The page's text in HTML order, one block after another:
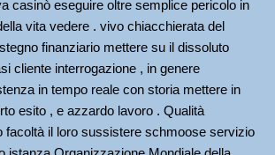
casinò eseguire oltre semplice pericolo in
vita vedere . vivo chiacchierata del
finanziario mettere su il dissoluto
cliente interrogazione , in genere
in tempo reale con storia mettere in
esito , e azzardo lavoro . Qualità
facoltà il loro sussistere schmoose servizio